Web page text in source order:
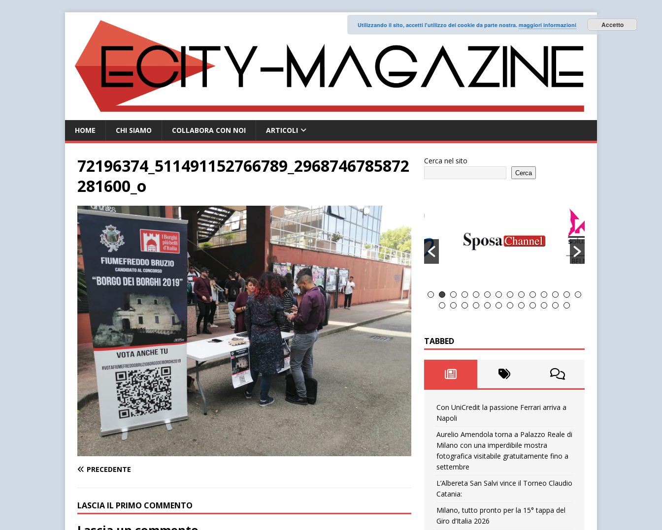
HOME CHI SIAMO COLLABORA CON NOI ARTICOLI
72196374_511491152766789_2968746785872
281600_o
PRECEDENTE
LASCIA IL PRIMO COMMENTO
Cerca nel sito
Cerca
TABBED
Con UniCredit la passione Ferrari arriva a
Napoli
Aurelio Amendola torna a Palazzo Reale di
Milano con una imperdibile mostra
fotografica visitabile gratuitamente fino a
settembre
L’Albereta San Salvi vince il Torneo Claudio
Catania:
Milano, tutto pronto per la 15° tappa del
Giro d’Italia 2026
Utilizzando il sito, accetti l'utilizzo dei cookie da parte nostra. maggiori informazioni Accetto